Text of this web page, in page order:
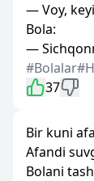
— Voy,
Bola:
—
#Bolalar
37
Bir kuni
Afandi
Bolani